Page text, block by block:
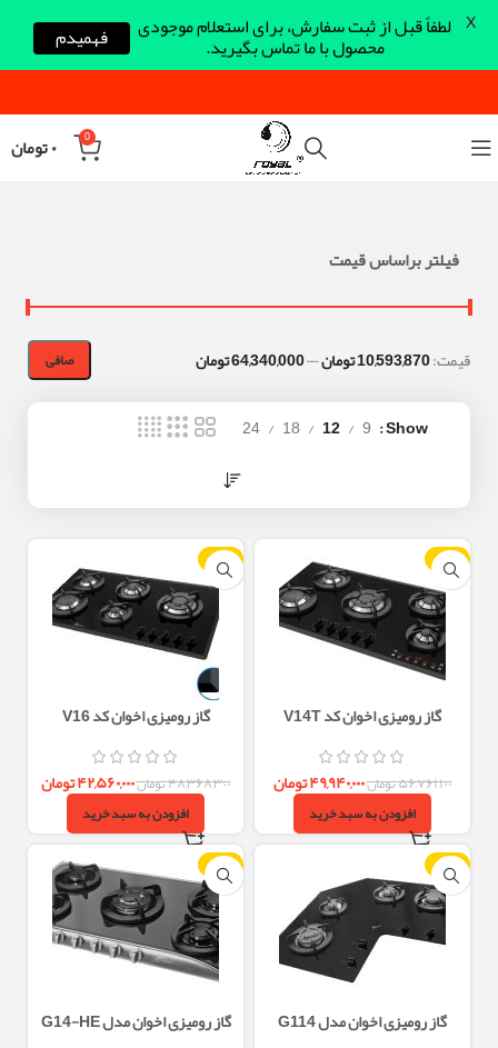
0 ۰تومان
فیلتر براساس قیمت
صافی قيمت:10,593,870 تومان —64,340,000 تومان
Show
9
12
18
24
-12%
گاز رومیزی اخوان کد V14T
۵۶,۷۶۱,۱۰۰تومان۴۹,۹۴۰,۰۰۰تومان
افزودن به سبد خرید
-12%
گاز رومیزی اخوان کد V16
۴۸,۳۶۸,۳۰۰تومان۴۲,۵۶۰,۰۰۰تومان
افزودن به سبد خرید
-12%
گاز رومیزی اخوان مدل G114
-12%
گاز رومیزی اخوان مدل G14-HE
لطفاً قبل از ثبت سفارش، برای استعلام موجودی
محصول با ما تماس بگیرید. فهمیدم X